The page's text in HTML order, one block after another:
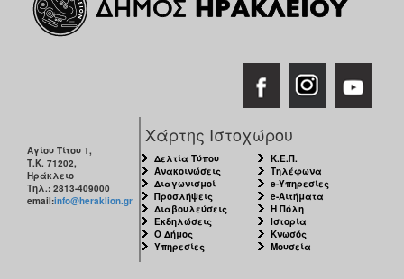
Αγίου Τίτου 1,
Τ.Κ. 71202,
Ηράκλειο
Τηλ.: 2813-409000
email:info@heraklion.gr
Χάρτης Ιστοχώρου
Δελτία Τύπου
Ανακοινώσεις
Διαγωνισμοί
Προσλήψεις
Διαβουλεύσεις
Εκδηλώσεις
Ο Δήμος
Υπηρεσίες
Κ.Ε.Π.
Τηλέφωνα
e-Υπηρεσίες
e-Αιτήματα
Η Πόλη
Ιστορία
Κνωσός
Μουσεία